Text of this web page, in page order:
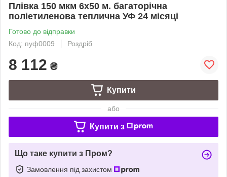
Плівка 150 мкм 6х50 м. багаторічна
поліетиленова теплична УФ 24 місяці
Готово до відправки
Код: пуф0009
Роздріб
8 112 ₴
Купити
або
Купити з
Що таке купити з Пром?
Замовлення під захистом